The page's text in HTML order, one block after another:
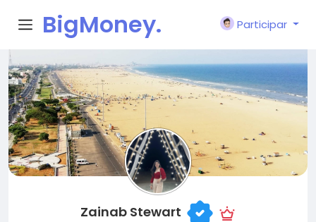
BigMoney.
VIP
Participar
Zainab Stewart